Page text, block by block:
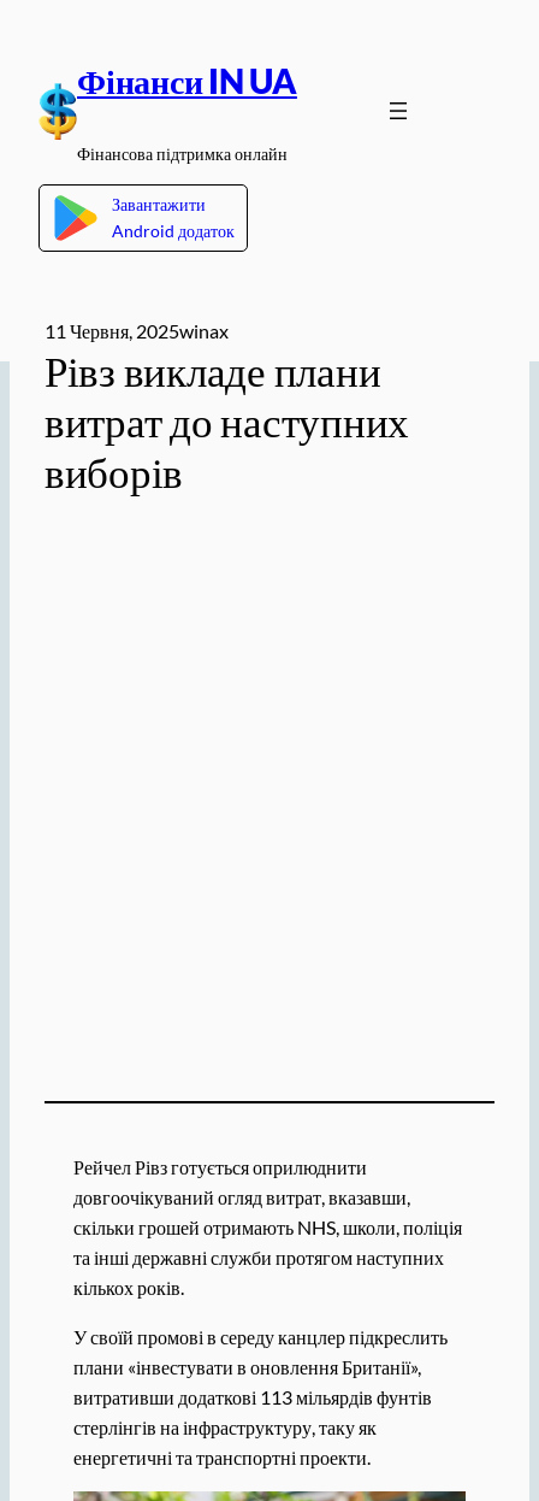
вмісту
Фінанси IN UA
Фінансова підтримка онлайн
Завантажити
Android додаток
11 Червня, 2025winax
Рівз викладе плани
витрат до наступних
виборів
Рейчел Рівз готується оприлюднити
довгоочікуваний огляд витрат, вказавши,
скільки грошей отримають NHS, школи, поліція
та інші державні служби протягом наступних
кількох років.
У своїй промові в середу канцлер підкреслить
плани «інвестувати в оновлення Британії»,
витративши додаткові 113 мільярдів фунтів
стерлінгів на інфраструктуру, таку як
енергетичні та транспортні проекти.